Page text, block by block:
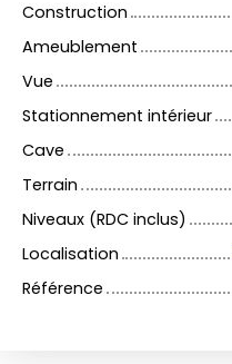
Construction
Ameublement
Vue
Stationnement intérieur
Cave
Terrain
Niveaux (RDC inclus)
Localisation
Référence